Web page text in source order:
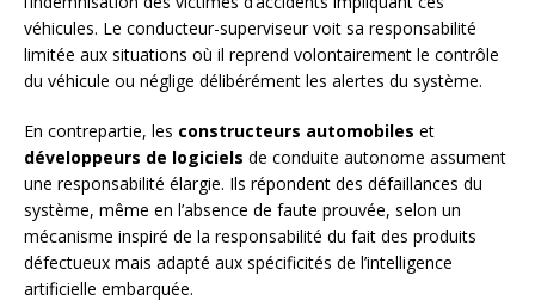
véhicules. Le conducteur-superviseur voit sa responsabilité
limitée aux situations où il reprend volontairement le contrôle
du véhicule ou néglige délibérément les alertes du système.
En contrepartie, les constructeurs automobiles et
développeurs de logiciels de conduite autonome assument
une responsabilité élargie. Ils répondent des défaillances du
système, même en l’absence de faute prouvée, selon un
mécanisme inspiré de la responsabilité du fait des produits
défectueux mais adapté aux spécificités de l’intelligence
artificielle embarquée.